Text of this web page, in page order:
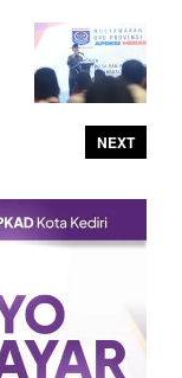
NEXT